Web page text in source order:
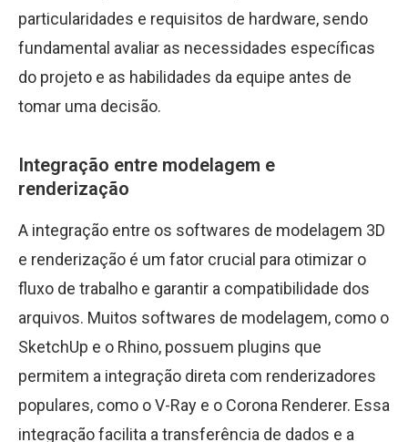
particularidades e requisitos de hardware, sendo
fundamental avaliar as necessidades específicas
do projeto e as habilidades da equipe antes de
tomar uma decisão.
Integração entre modelagem e
renderização
A integração entre os softwares de modelagem 3D
e renderização é um fator crucial para otimizar o
fluxo de trabalho e garantir a compatibilidade dos
arquivos. Muitos softwares de modelagem, como o
SketchUp e o Rhino, possuem plugins que
permitem a integração direta com renderizadores
populares, como o V-Ray e o Corona Renderer. Essa
integração facilita a transferência de dados e a